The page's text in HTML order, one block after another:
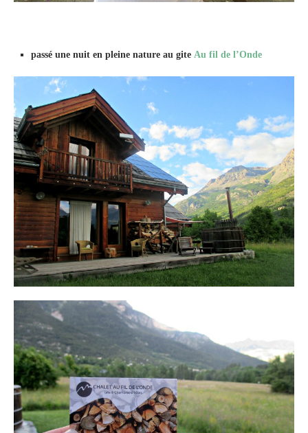
passé une nuit en pleine nature au gite Au fil de l’Onde